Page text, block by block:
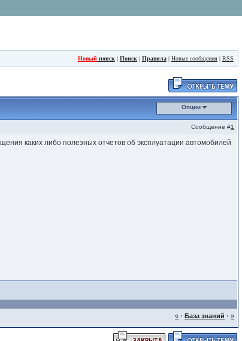
Новыйпоиск| Поиск| Правила| Новые сообщения| RSS
Опции
Сообщение #1
каких либо полезных отчетов об эксплуатации автомобилей
« ·База знаний · »